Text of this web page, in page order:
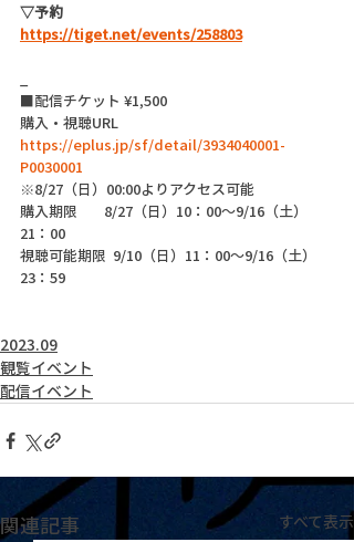
▽予約
https://tiget.net/events/258803
■配信チケット ¥1,500
購入・視聴URL
https://eplus.jp/sf/detail/3934040001-
P0030001
※8/27（日）00:00よりアクセス可能
購入期限        8/27（日）10：00～9/16（土）
21：00
視聴可能期限  9/10（日）11：00～9/16（土）
23：59
2023.09
観覧イベント
配信イベント
関連記事 すべて表示